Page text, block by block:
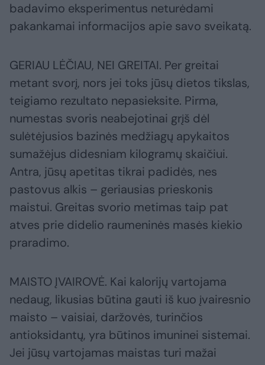
badavimo eksperimentus neturėdami
pakankamai informacijos apie savo sveikatą.
GERIAU LĖČIAU, NEI GREITAI. Per greitai
metant svorį, nors jei toks jūsų dietos tikslas,
teigiamo rezultato nepasieksite. Pirma,
numestas svoris neabejotinai grįš dėl
sulėtėjusios bazinės medžiagų apykaitos
sumažėjus didesniam kilogramų skaičiui.
Antra, jūsų apetitas tikrai padidės, nes
pastovus alkis – geriausias prieskonis
maistui. Greitas svorio metimas taip pat
atves prie didelio raumeninės masės kiekio
praradimo.
MAISTO ĮVAIROVĖ. Kai kalorijų vartojama
nedaug, likusias būtina gauti iš kuo įvairesnio
maisto – vaisiai, daržovės, turinčios
antioksidantų, yra būtinos imuninei sistemai.
Jei jūsų vartojamas maistas turi mažai